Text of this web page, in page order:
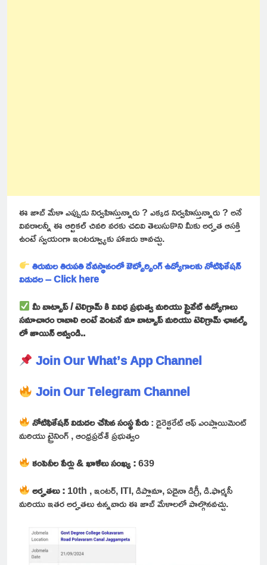
ఈ జాబ్ మేళా ఎప్పుడు నిర్వహిస్తున్నారు ? ఎక్కడ నిర్వహిస్తున్నారు ? అనే
వివరాలన్నీ ఈ ఆర్టికల్ చివరి వరకు చదివి తెలుసుకొని మీకు అర్హత ఆసక్తి
ఉంటే స్వయంగా ఇంటర్వ్యూకు హాజరు కావచ్చు.
తిరుమల తిరుపతి దేవస్థానంలో ఔట్సోర్సింగ్ ఉద్యోగాలకు నోటిఫికేషన్
విడుదల – Click here
మీ వాట్సాప్ / టెలిగ్రామ్ కి వివిధ ప్రభుత్వ మరియు ప్రైవేట్ ఉద్యోగాలు
సమాచారం రావాలి అంటే వెంటనే మా వాట్సాప్ మరియు టెలిగ్రామ్ ఛానల్స్
లో జాయిన్ అవ్వండి..
Join Our What’s App Channel
Join Our Telegram Channel
నోటిఫికేషన్ విడుదల చేసిన సంస్థ పేరు: డైరెక్టరేట్ ఆఫ్ ఎంప్లాయిమెంట్
మరియు ట్రైనింగ్ , ఆంధ్రప్రదేశ్ ప్రభుత్వం
కంపెనీల పేర్లు & ఖాళీలు సంఖ్య :639
అర్హతలు :10th , ఇంటర్, ITI, డిప్లొమా, ఏదైనా డిగ్రీ, డి.ఫార్మసీ
మరియు ఇతర అర్హతలు ఉన్నవారు ఈ జాబ్ మేళాలలో పాల్గొనవచ్చు.